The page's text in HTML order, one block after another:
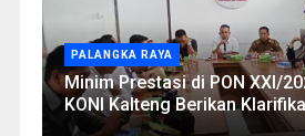
PALANGKA RAYA
Minim Prestasi di PON XXI/
KONI Kalteng Berikan